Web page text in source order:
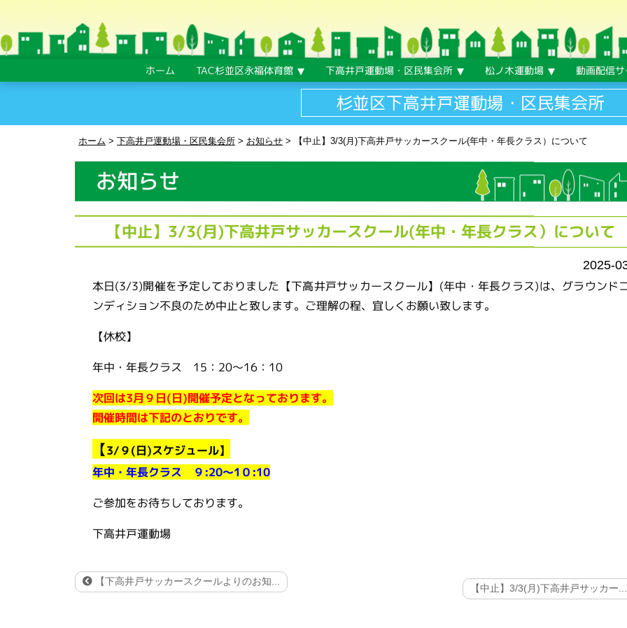
杉並区下高井戸運動場・区民集会所
ホーム > 下高井戸運動場・区民集会所 > お知らせ > 【中止】3/3(月)下高井戸サッカースクール(年中・年長クラス）について
お知らせ
【中止】3/3(月)下高井戸サッカースクール(年中・年長クラス）について
2025-
本日(3/3)開催を予定しておりました【下高井戸サッカースクール】(年中・年長クラス)は、グラウンド
ンディション不良のため中止と致します。ご理解の程、宜しくお願い致します。
【休校】
年中・年長クラス 15：20～16：10
次回は3月９日(日)開催予定となっております。
開催時間は下記のとおりです。
【3/９(日)スケジュール】
年中・年長クラス ９:20～1０:10
ご参加をお待ちしております。
下高井戸運動場
【下高井戸サッカースクールよりのお知...
【中止】3/3(月)下高井戸サッカー
ホーム TAC杉並区永福体育館 下高井戸運動場・区民集会所 松ノ木運動場 動画配信